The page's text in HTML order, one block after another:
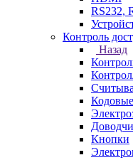
RS232,
Контроль
Назад
Кнопки